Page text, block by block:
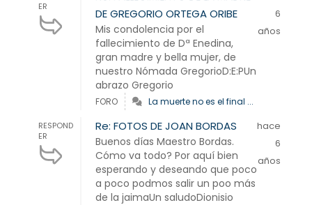
ER
DE GREGORIO ORTEGA ORIBE
Mis condolencia por el
fallecimiento de Dª Enedina,
gran madre y bella mujer, de
nuestro Nómada GregorioD:E:PUn
abrazo Gregorio
6
años
FORO La muerte no es el final ...
RESPOND
ER
Re: FOTOS DE JOAN BORDAS
Buenos días Maestro Bordas.
Cómo va todo? Por aquí bien
esperando y deseando que poco
a poco podmos salir un poo más
de la jaimaUn saludoDionisio
hace
6
años